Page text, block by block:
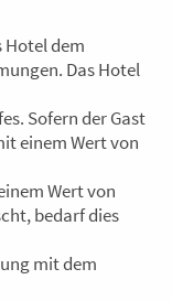
Hotel dem
Das Hotel
Sofern der Gast
einem Wert von
Wert von
bedarf dies
mit dem